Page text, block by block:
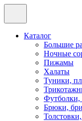
Каталог
Большие
Ночные
Пижамы
Халаты
Туники,
Брюки,